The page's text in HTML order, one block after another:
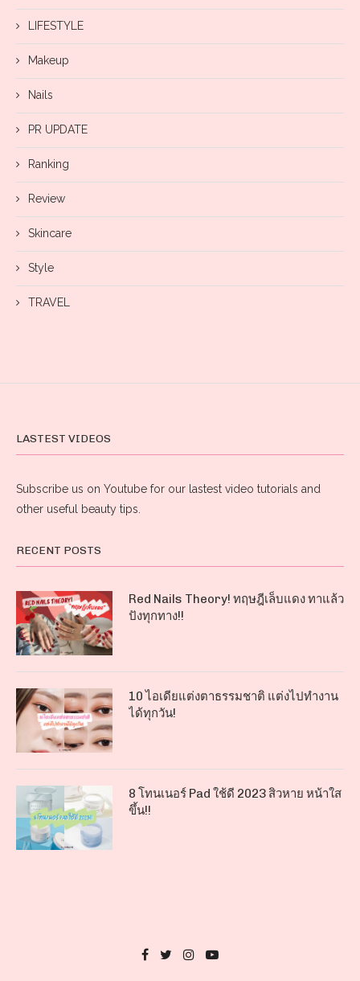
LIFESTYLE
Makeup
Nails
PR UPDATE
Ranking
Review
Skincare
Style
TRAVEL
LASTEST VIDEOS
Subscribe us on Youtube for our lastest video tutorials and
other useful beauty tips.
RECENT POSTS
Red Nails Theory! ทฤษฎีเล็บแดง ทาแล้ว
ปังทุกทาง!!
10 ไอเดียแต่งตาธรรมชาติ แต่งไปทำงาน
ได้ทุกวัน!
8 โทนเนอร์ Pad ใช้ดี 2023 สิวหาย หน้าใส
ขึ้น!!